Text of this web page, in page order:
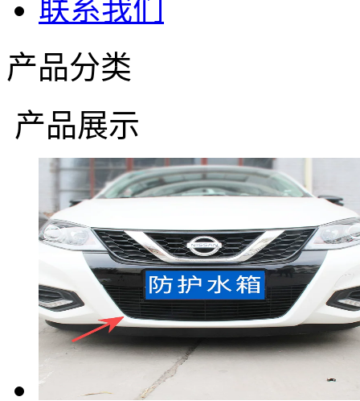
联系我们
产品分类
产品展示